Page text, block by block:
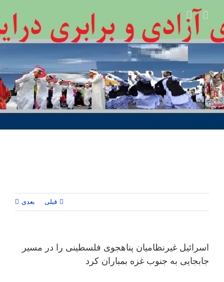
content
قبلی بعدی
اسرائیل غیرنظامیان پناهجوی فلسطینی را در مسیر
جابجایی به جنوب غزه بمباران کرد